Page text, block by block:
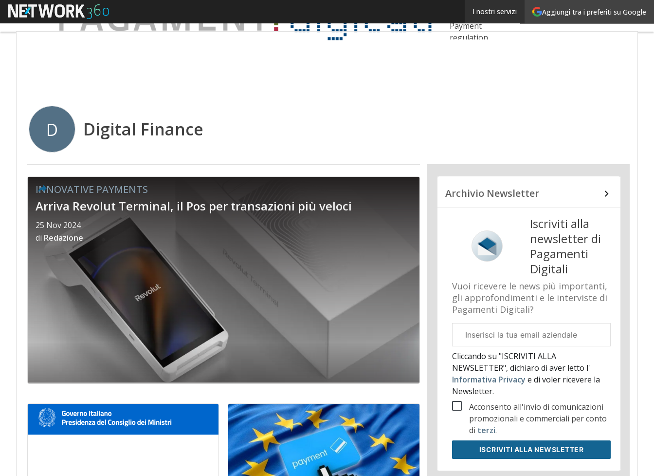
Aggiungi tra i preferiti su Google
I nostri servizi
Menu
Ultimi articoli
Payment
regulation
D Digital Finance
INNOVATIVE PAYMENTS
Arriva Revolut Terminal, il Pos per transazioni più veloci
25 Nov 2024
di Redazione
Archivio Newsletter
Iscriviti alla
newsletter di
Pagamenti
Digitali
Vuoi ricevere le news più importanti,
gli approfondimenti e le interviste di
Pagamenti Digitali?
aziendale
Cliccando su "ISCRIVITI ALLA
NEWSLETTER", dichiaro di aver letto l'
Informativa Privacy e di voler ricevere la
Newsletter.
Acconsento all'invio di comunicazioni
promozionali e commerciali per conto
di terzi.
ISCRIVITI ALLA NEWSLETTER